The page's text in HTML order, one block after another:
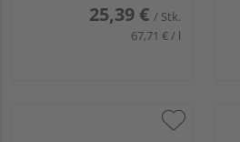
25,39 € / Stk.
67,71 € / l